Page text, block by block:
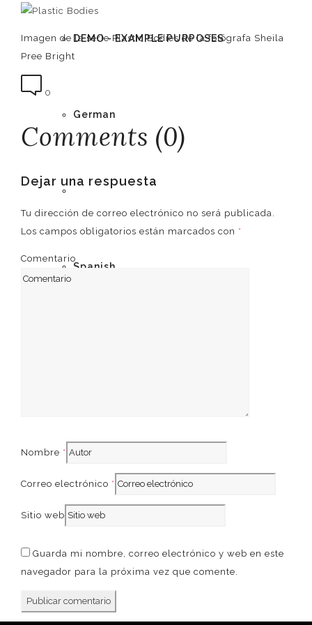
DEMO - EXAMPLE PURPOSES
German
English
Spanish
Imagen de la serie Plastic Bodies de la fotógrafa Sheila
Pree Bright
0
Comments (0)
Dejar una respuesta
Tu dirección de correo electrónico no será publicada.
Los campos obligatorios están marcados con *
Comentario
Nombre *
Correo electrónico *
Sitio web
Guarda mi nombre, correo electrónico y web en este
navegador para la próxima vez que comente.